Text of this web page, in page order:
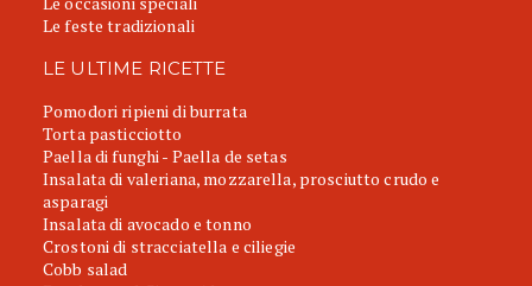
Le feste tradizionali
LE ULTIME RICETTE
Pomodori ripieni di burrata
Torta pasticciotto
Paella di funghi - Paella de setas
Insalata di valeriana, mozzarella, prosciutto crudo e
asparagi
Insalata di avocado e tonno
Crostoni di stracciatella e ciliegie
Cobb salad